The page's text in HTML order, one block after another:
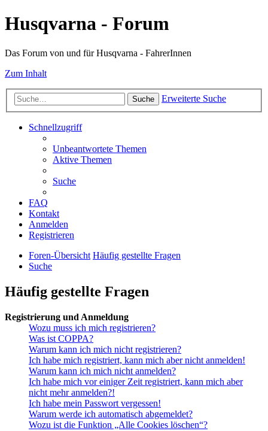
Husqvarna - Forum
Das Forum von und für Husqvarna - FahrerInnen
Zum Inhalt
Suche Erweiterte Suche
Schnellzugriff
Unbeantwortete Themen
Aktive Themen
Suche
FAQ
Kontakt
Anmelden
Registrieren
Foren-Übersicht Häufig gestellte Fragen
Suche
Häufig gestellte Fragen
Registrierung und Anmeldung
Wozu muss ich mich registrieren?
Was ist COPPA?
Warum kann ich mich nicht registrieren?
Ich habe mich registriert, kann mich aber nicht anmelden!
Warum kann ich mich nicht anmelden?
Ich habe mich vor einiger Zeit registriert, kann mich aber
nicht mehr anmelden?!
Ich habe mein Passwort vergessen!
Warum werde ich automatisch abgemeldet?
Wozu ist die Funktion „Alle Cookies löschen“?